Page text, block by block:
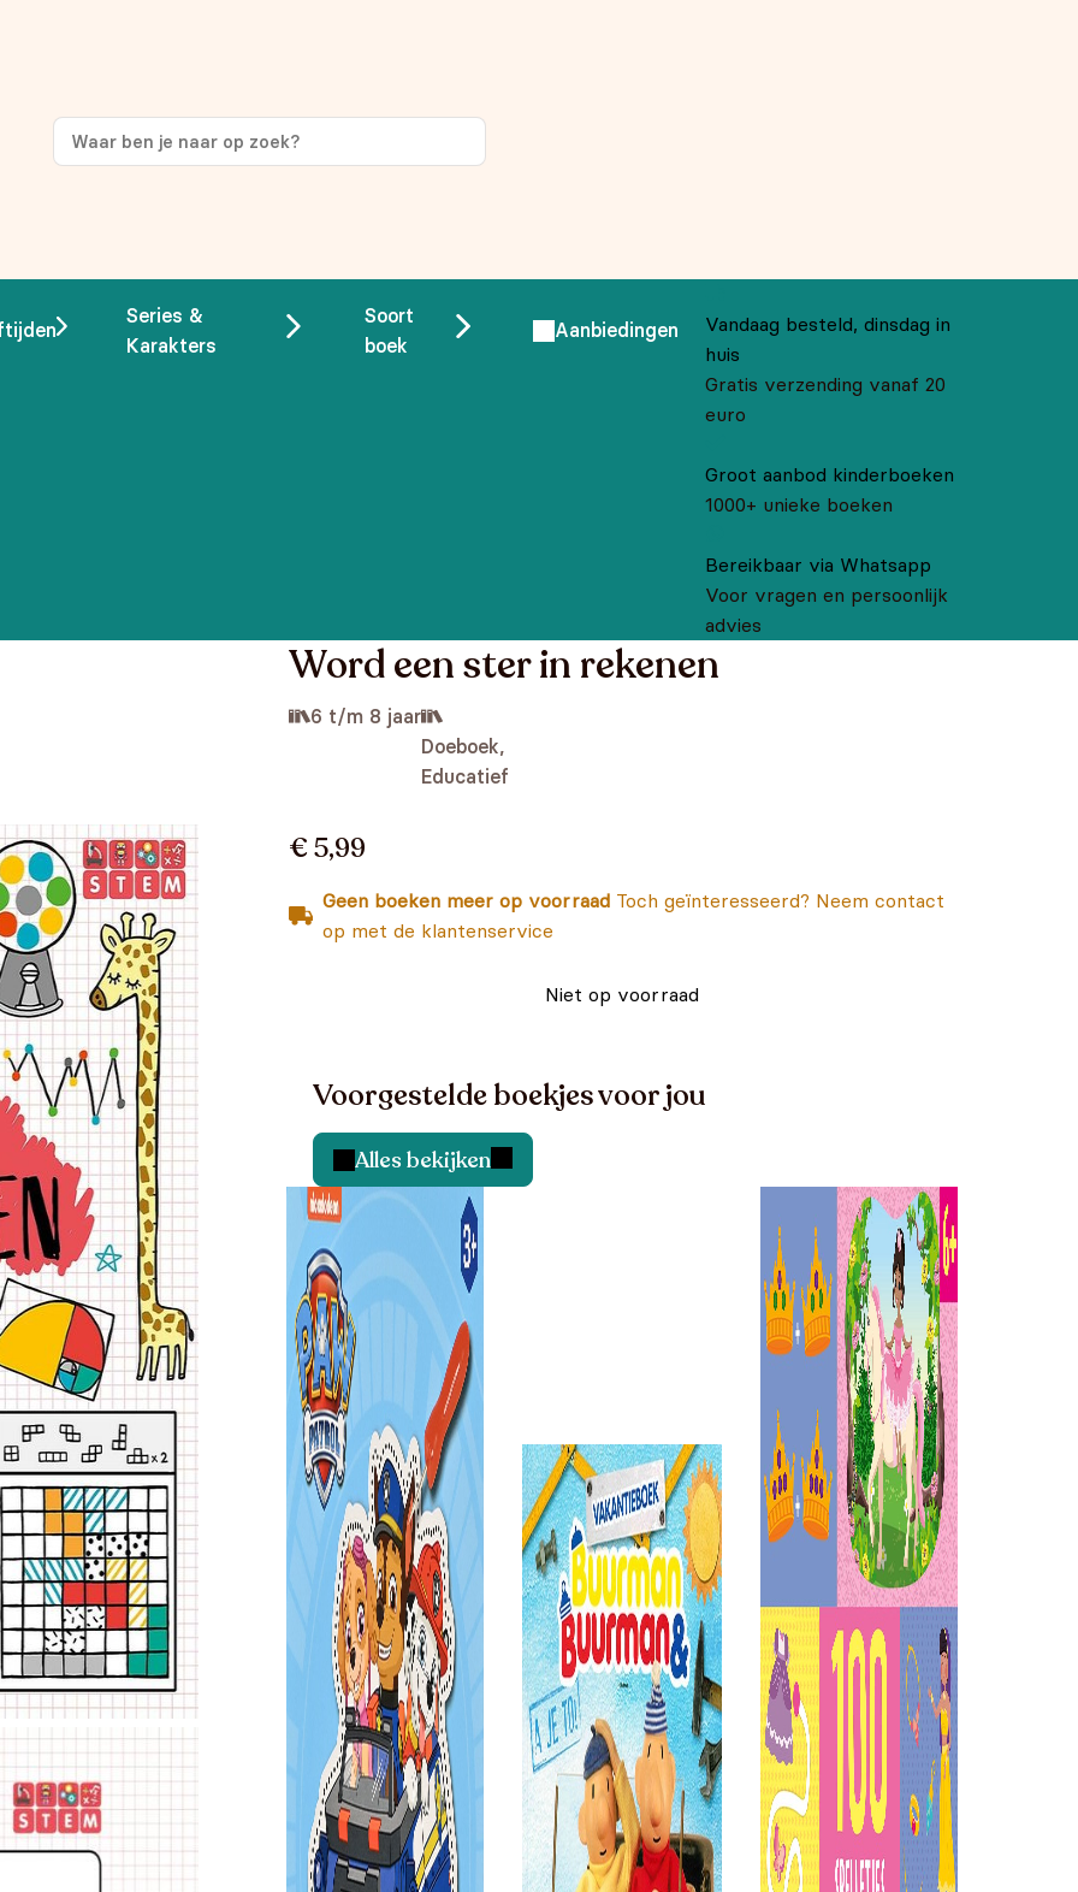
Series &
Karakters
Soort
boek
Aanbiedingen
Vandaag besteld, dinsdag in
huis
Gratis verzending vanaf 20
euro
Groot aanbod kinderboeken
1000+ unieke boeken
Bereikbaar via Whatsapp
Voor vragen en persoonlijk
advies
Word een ster in rekenen
6 t/m 8 jaar
Doeboek,
Educatief
€ 5,99
Geen boeken meer op voorraad Toch geïnteresseerd? Neem contact
op met de klantenservice
Niet op voorraad
Voorgestelde boekjes voor jou
Alles bekijken
op je eerste aankoop!